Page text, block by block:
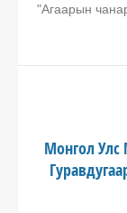
"Агаарын
Монгол